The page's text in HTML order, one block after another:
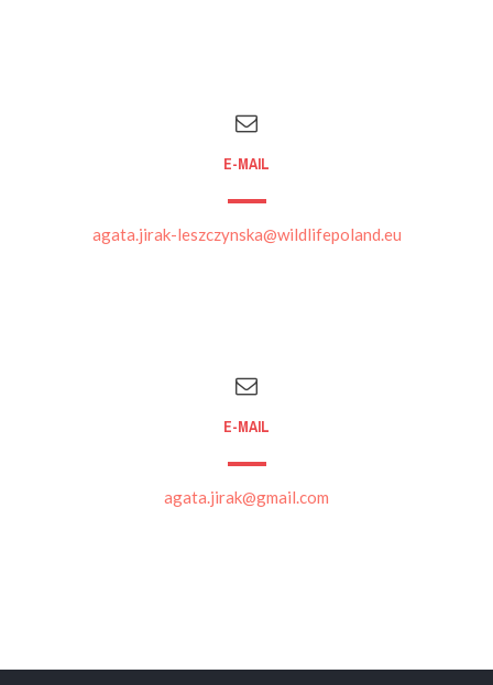
E-MAIL
agata.jirak-leszczynska@wildlifepoland.eu
E-MAIL
agata.jirak@gmail.com